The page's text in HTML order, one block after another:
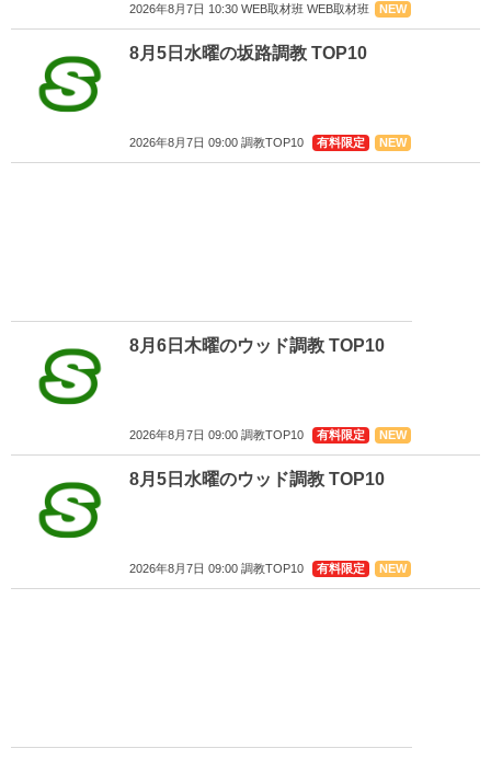
2026年8月7日 10:30 WEB取材班 WEB取材班 NEW
8月5日水曜の坂路調教 TOP10
2026年8月7日 09:00 調教TOP10 有料限定 NEW
8月6日木曜のウッド調教 TOP10
2026年8月7日 09:00 調教TOP10 有料限定 NEW
8月5日水曜のウッド調教 TOP10
2026年8月7日 09:00 調教TOP10 有料限定 NEW